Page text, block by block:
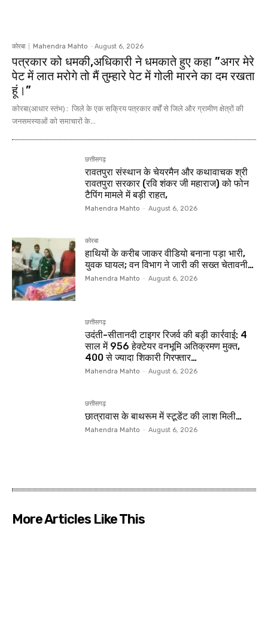
कोरबा Mahendra Mahto - August 6, 2026
पत्रकार को धमकी,अधिकारी ने धमकाते हुए कहा ”अगर मेरे
पेट में लात मरोगे तो मैं तुम्हारे पेट में गोली मारने का दम रखता
हूं।”
कोरबा(आधार स्तंभ) : जिले के एक सक्रिय पत्रकार वर्षों से जिले और ग्रामीण क्षेत्रों की
जनसमस्याओं को समाचारों के...
छत्तीसगढ़
रावतपुरा संस्थान के चेयरमैन और कथावाचक श्री
रावतपुरा सरकार (रवि शंकर जी महाराज) को फोन
टैपिंग मामले में बड़ी राहत,
Mahendra Mahto - August 6, 2026
कोरबा
हाथियों के करीब जाकर वीडियो बनाना पड़ा भारी,
युवक घायल; वन विभाग ने जारी की सख्त चेतावनी…
Mahendra Mahto - August 6, 2026
छत्तीसगढ़
उदंती-सीतानदी टाइगर रिजर्व की बड़ी कार्रवाई: 4
साल में 956 हेक्टेयर वनभूमि अतिक्रमण मुक्त,
400 से ज्यादा शिकारी गिरफ्तार…
Mahendra Mahto - August 6, 2026
छत्तीसगढ़
छात्रावास के बाथरूम में स्टूडेंट की लाश मिली…
Mahendra Mahto - August 6, 2026
More Articles Like This